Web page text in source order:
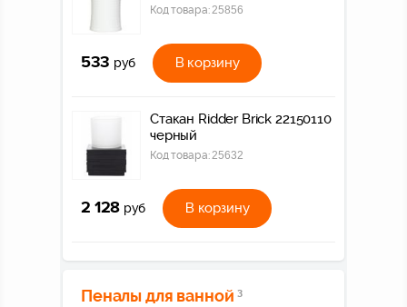
Код товара:25856
533 руб В корзину
Стакан Ridder Brick 22150110
черный
Код товара:25632
2 128 руб В корзину
Пеналы для ванной 3